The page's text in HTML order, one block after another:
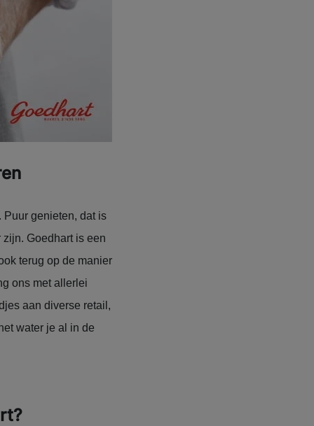
genieten, dat is
Goedhart is een
terug op de manier
ons met allerlei
aan diverse retail,
water je al in de